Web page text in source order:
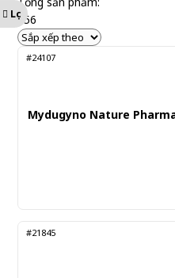
156
#24107
Mydugyno Nature
#21845
Lọc